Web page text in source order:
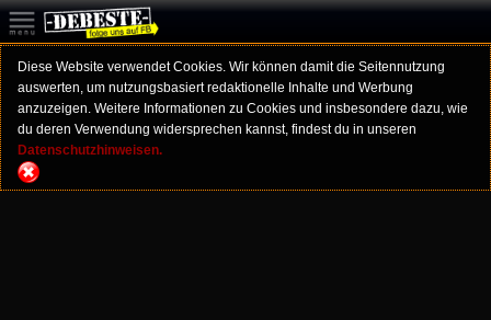
Diese Website verwendet Cookies. Wir können damit die Seitennutzung
auswerten, um nutzungsbasiert redaktionelle Inhalte und Werbung
anzuzeigen. Weitere Informationen zu Cookies und insbesondere dazu, wie
du deren Verwendung widersprechen kannst, findest du in unseren
Datenschutzhinweisen.